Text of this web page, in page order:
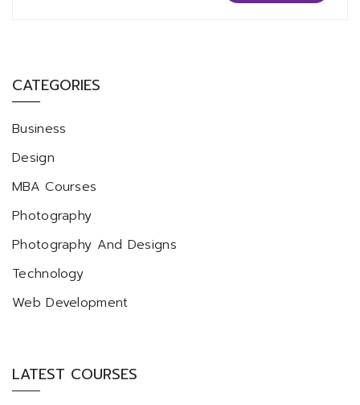
CATEGORIES
Business
Design
MBA Courses
Photography
Photography And Designs
Technology
Web Development
LATEST COURSES